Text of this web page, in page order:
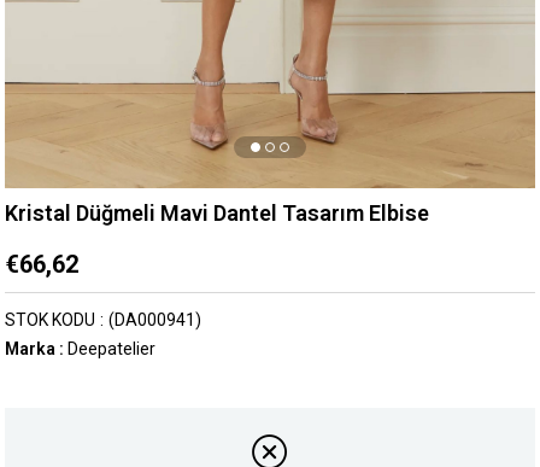
Kristal Düğmeli Mavi Dantel Tasarım Elbise
€66,62
(DA000941)
STOK KODU
Marka : Deepatelier